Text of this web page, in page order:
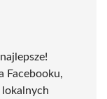
Facebooku,
lokalnych